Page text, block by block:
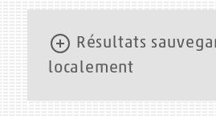
Résultats
localement